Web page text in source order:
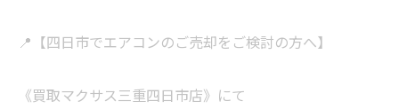
📍【四日市でエアコンのご売却をご検討の方へ】
《買取マクサス三重四日市店》にて